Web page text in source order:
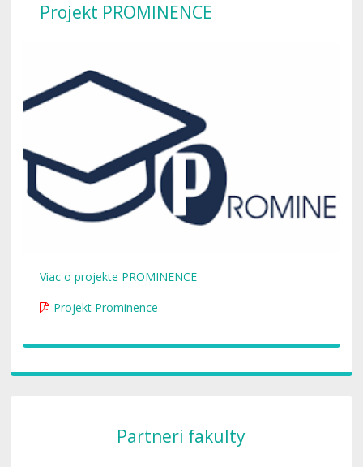
Projekt PROMINENCE
Viac o projekte PROMINENCE
Projekt Prominence
Partneri fakulty